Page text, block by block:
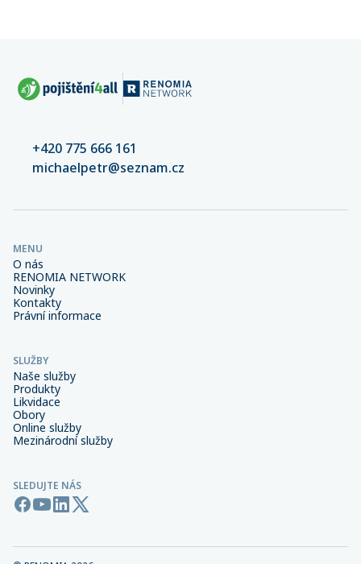
+420 775 666 161
michaelpetr@seznam.cz
MENU
O nás
RENOMIA NETWORK
Novinky
Kontakty
Právní informace
SLUŽBY
Naše služby
Produkty
Likvidace
Obory
Online služby
Mezinárodní služby
SLEDUJTE NÁS